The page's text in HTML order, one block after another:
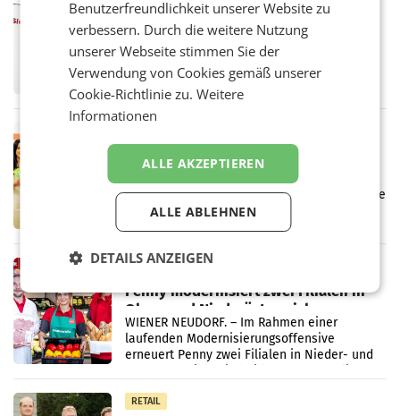
ProSiebenSat.1 spart und macht
überraschend viel Gewinn
UNTERFÖHRING/MAILAND/AMSTERDAM. Der
Fernsehkonzern ProSiebenSat.1 hat im
Frühjahr dank Kostensenkungen operativ
wieder Gewinn gemacht und die
Markterwartung deutlich übertroffen.
Eine Bühne für Zirkularität: ARA und
Müller informieren am POS über
Kreislauffähigkeit
Über den gesamten August hinweg rücken die
Altstoff Recycling Austria AG (ARA) und der
Handelskonzern Müller die Initiative
Müller-Filialen
RETAIL
Penny modernisiert zwei Filialen in
Ober- und Niederösterreich
WIENER NEUDORF. – Im Rahmen einer
laufenden Modernisierungsoffensive
erneuert Penny zwei Filialen in Nieder- und
RETAIL
Benutzerfreundlichkeit unserer Website zu
verbessern. Durch die weitere Nutzung
unserer Webseite stimmen Sie der
Verwendung von Cookies gemäß unserer
Cookie-Richtlinie zu.Weitere
Informationen
ALLE AKZEPTIEREN
ALLE ABLEHNEN
DETAILS ANZEIGEN